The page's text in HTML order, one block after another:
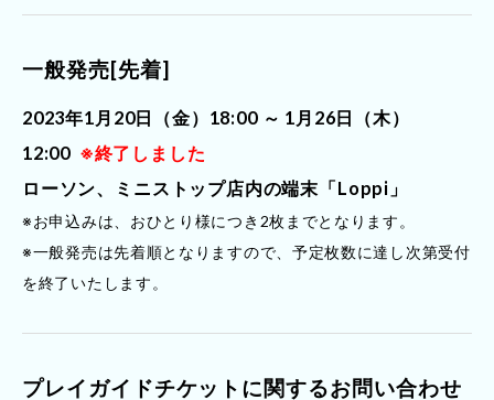
一般発売[先着]
2023年1月20日（金）18:00 ～ 1月26日（木）
12:00 ※終了しました
ローソン、ミニストップ店内の端末「Loppi」
※お申込みは、おひとり様につき2枚までとなります。
※一般発売は先着順となりますので、予定枚数に達し次第受付
を終了いたします。
プレイガイドチケットに関するお問い合わせ